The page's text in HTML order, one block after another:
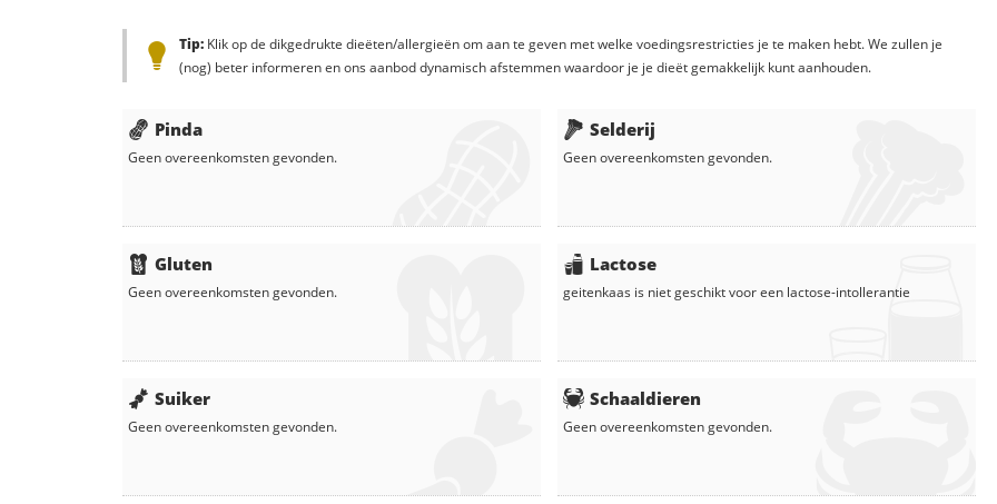
Tip: Klik op de dikgedrukte dieëten/allergieën om aan te geven met welke voedingsrestricties je te maken hebt. We zullen je
(nog) beter informeren en ons aanbod dynamisch afstemmen waardoor je je dieët gemakkelijk kunt aanhouden.
Pinda
Geen overeenkomsten gevonden.
Gluten
Geen overeenkomsten gevonden.
Suiker
Geen overeenkomsten gevonden.
Selderij
Geen overeenkomsten gevonden.
Lactose
geitenkaas is niet geschikt voor een lactose-intollerantie
Schaaldieren
Geen overeenkomsten gevonden.